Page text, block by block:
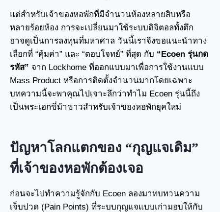
แต่สำหรับเจ้าของหอพักที่มีจำนวนห้องหลายสิบหรือ
หลายร้อยห้อง การจะเปลี่ยนมาใช้ระบบดิจิตอลทั้งตึก
อาจดูเป็นการลงทุนที่มหาศาล วันนี้เราจึงขอแนะนำทาง
เลือกที่ “คุ้มค่า” และ “ตอบโจทย์” ที่สุด กับ “Ecoen รุ่นกด
รหัส” จาก Lockhome ที่ออกแบบมาเพื่อการใช้งานแบบ
Mass Product หรือการติดตั้งจำนวนมากโดยเฉพาะ
บทความนี้จะพาคุณไปเจาะลึกว่าทำไม Ecoen รุ่นนี้ถึง
เป็นพระเอกขี่ม้าขาวสำหรับเจ้าของหอพักยุคใหม่
ปัญหาโลกแตกของ “กุญแจเดิม”
ที่เจ้าของหอพักต้องเจอ
ก่อนจะไปทำความรู้จักกับ Ecoen ลองมาทบทวนความ
เจ็บปวด (Pain Points) ที่ระบบกุญแจแบบเก่ามอบให้กับ